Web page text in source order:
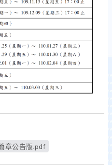
章公告版.pdf